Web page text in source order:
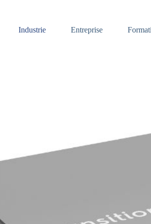
Industrie Entreprise